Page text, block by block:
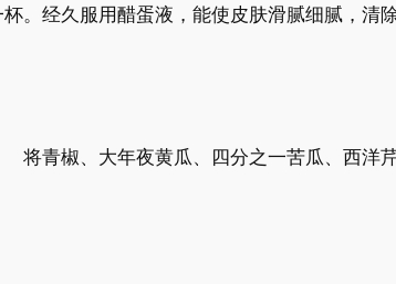
。经久服用醋蛋液，能使皮肤滑腻细腻，清
青椒、大年夜黄瓜、四分之一苦瓜、西洋芹